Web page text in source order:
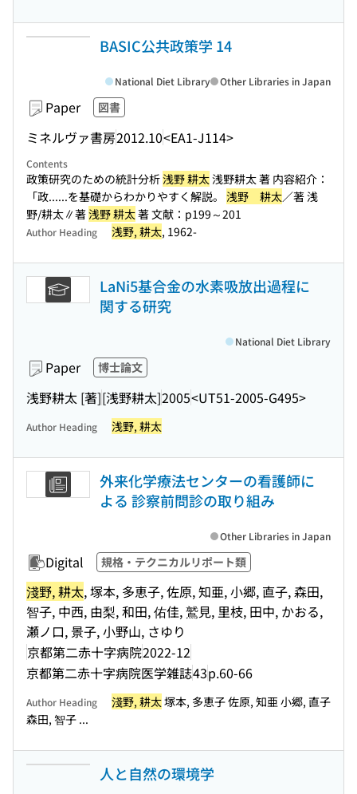
BASIC公共政策学 14
Paper 図書
ミネルヴァ書房2012.10<EA1-J114>
National Diet Library Other Libraries in Japan
Contents
政策研究のための統計分析浅野 耕太浅野耕太 著 内容紹介：
「政......を基礎からわかりやすく解説。 浅野 耕太／著 浅
野/耕太∥著浅野 耕太著 文献：p199～201
Author Heading 浅野, 耕太, 1962-
LaNi5基合金の水素吸放出過程に
関する研究
Paper 博士論文
浅野耕太 [著][浅野耕太]2005<UT51-2005-G495>
National Diet Library
Author Heading 浅野, 耕太
外来化学療法センターの看護師に
よる 診察前問診の取り組み
Digital 規格・テクニカルリポート類
淺野, 耕太, 塚本, 多恵子, 佐原, 知亜, 小郷, 直子, 森田,
智子, 中西, 由梨, 和田, 佑佳, 鷲見, 里枝, 田中, かおる,
瀬ノ口, 景子, 小野山, さゆり
京都第二赤十字病院2022-12
京都第二赤十字病院医学雑誌43p.60-66
Other Libraries in Japan
Author Heading 淺野, 耕太塚本, 多恵子 佐原, 知亜 小郷, 直子
森田, 智子 ...
人と自然の環境学